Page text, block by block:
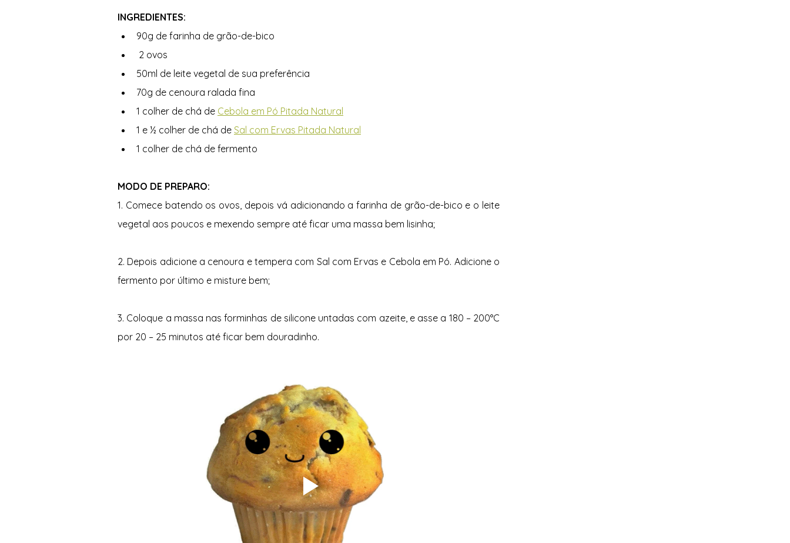
INGREDIENTES:
90g de farinha de grão-de-bico
2 ovos
50ml de leite vegetal de sua preferência
70g de cenoura ralada fina
1 colher de chá de Cebola em Pó Pitada Natural
1 e ½ colher de chá de Sal com Ervas Pitada Natural
1 colher de chá de fermento
MODO DE PREPARO:
1. Comece batendo os ovos, depois vá adicionando a farinha de grão-de-bico e o leite
vegetal aos poucos e mexendo sempre até ficar uma massa bem lisinha;
2. Depois adicione a cenoura e tempera com Sal com Ervas e Cebola em Pó. Adicione o
fermento por último e misture bem;
3. Coloque a massa nas forminhas de silicone untadas com azeite, e asse a 180 – 200°C
por 20 – 25 minutos até ficar bem douradinho.